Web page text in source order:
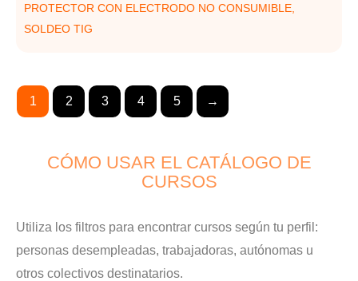
PROTECTOR CON ELECTRODO NO CONSUMIBLE,
SOLDEO TIG
1 2 3 4 5 →
CÓMO USAR EL CATÁLOGO DE
CURSOS
Utiliza los filtros para encontrar cursos según tu perfil:
personas desempleadas, trabajadoras, autónomas u
otros colectivos destinatarios.